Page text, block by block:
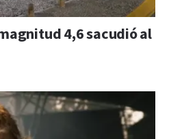
4,6 sacudió al